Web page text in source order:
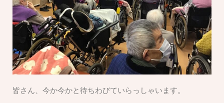
皆さん、今か今かと待ちわびていらっしゃいます。